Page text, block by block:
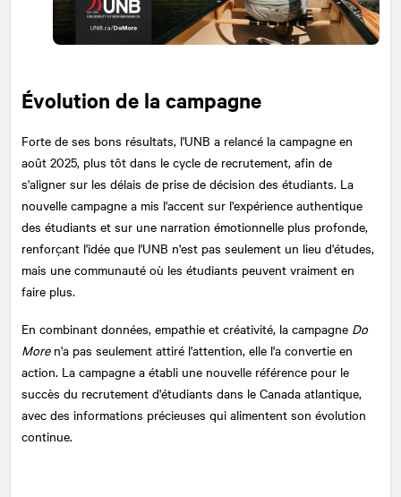
Évolution de la campagne
Forte de ses bons résultats, l'UNB a relancé la campagne en
août 2025, plus tôt dans le cycle de recrutement, afin de
s'aligner sur les délais de prise de décision des étudiants. La
nouvelle campagne a mis l'accent sur l'expérience authentique
des étudiants et sur une narration émotionnelle plus profonde,
renforçant l'idée que l'UNB n'est pas seulement un lieu d'études,
mais une communauté où les étudiants peuvent vraiment en
faire plus.
En combinant données, empathie et créativité, la campagne Do
Moren'a pas seulement attiré l'attention, elle l'a convertie en
action. La campagne a établi une nouvelle référence pour le
succès du recrutement d'étudiants dans le Canada atlantique,
avec des informations précieuses qui alimentent son évolution
continue.